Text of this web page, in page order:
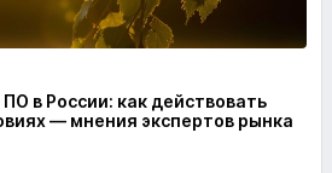
в России: как действовать
— мнения экспертов рынка